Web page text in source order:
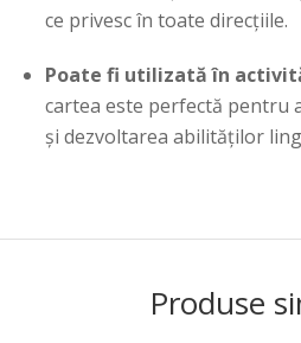
ce privesc în toate direcțiile.
Poate fi utilizată în
cartea este perfectă pentru
și dezvoltarea abilităților
Produse